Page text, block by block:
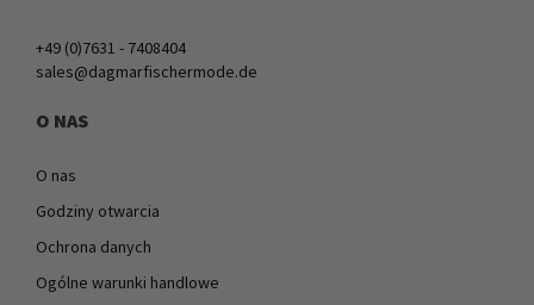
+49 (0)7631 - 7408404
sales@dagmarfischermode.de
O NAS
O nas
Godziny otwarcia
Ochrona danych
Ogólne warunki handlowe